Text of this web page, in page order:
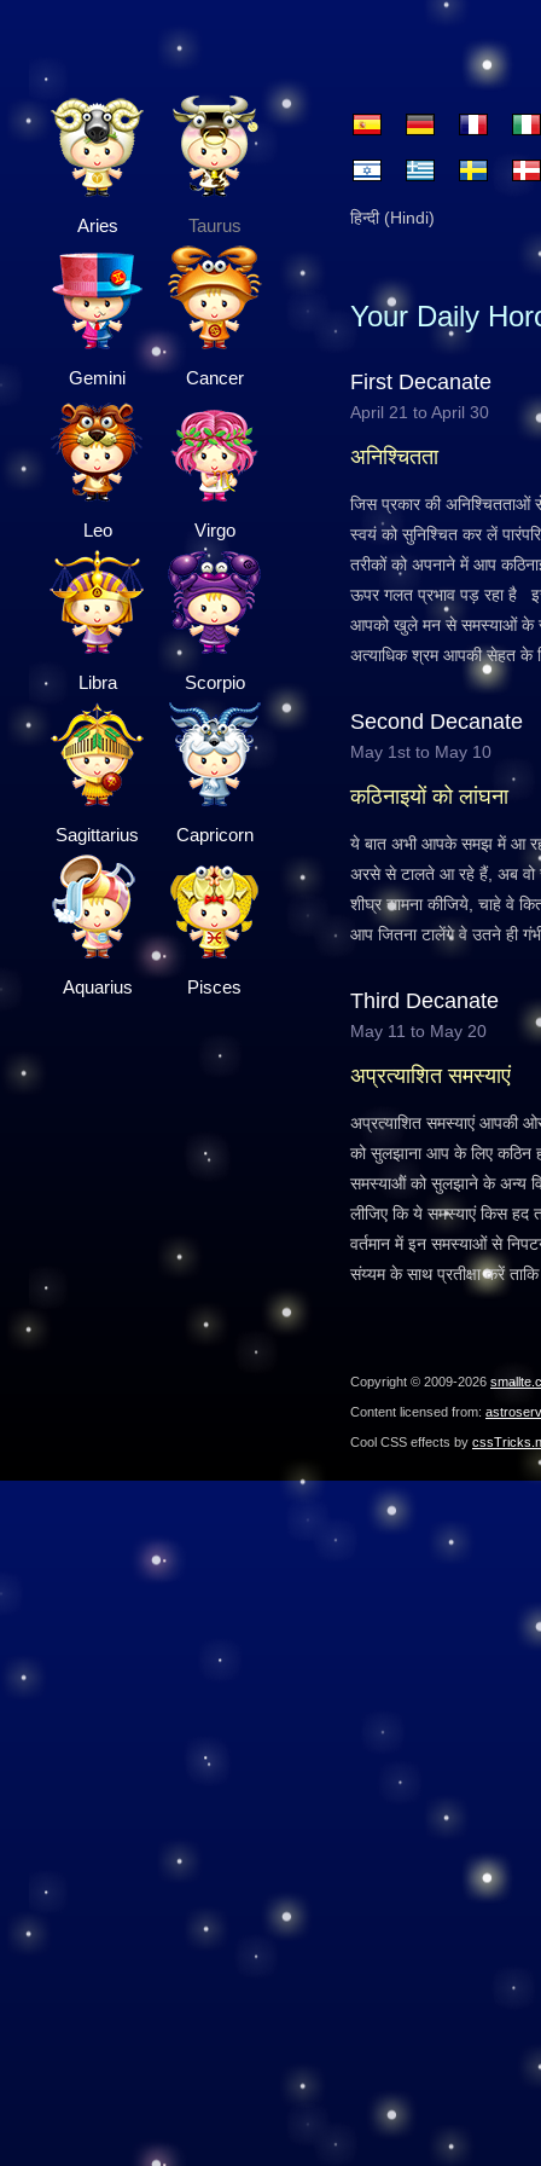
Aries Taurus
Gemini Cancer
Leo Virgo
Libra Scorpio
Sagittarius Capricorn
Aquarius Pisces
हिन्दी (Hindi)
Your Daily
First Decanate
April 21 to April 30
अनिश्चितता
जिस प्रकार की
स्वयं को सुनिश्चित कर लें
तरीकों को अपनाने में आप
ऊपर गलत प्रभाव पड़ रहा है
आपको खुले मन से समस्याओं के
अत्याधिक श्रम आपकी सेहत के
Second Decanate
May 1st to May 10
कठिनाइयों को लांघना
ये बात अभी आपके समझ में आ
अरसे से टालते आ रहे हैं, अब वो
शीघ्र सामना कीजिये, चाहे वे
आप जितना टालेंगे वे उतने ही
Third Decanate
May 11 to May 20
अप्रत्याशित समस्याएं
अप्रत्याशित समस्याएं आपकी
को सुलझाना आप के लिए कठिन
समस्याओं को सुलझाने के अन्य
लीजिए कि ये समस्याएं किस
वर्तमान में इन समस्याओं से
संय्यम के साथ प्रतीक्षा करें
Copyright © 2009-2026
Content licensed from:
Cool CSS effects by